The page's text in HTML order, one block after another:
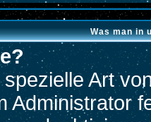
Was man in
Art
Administrator